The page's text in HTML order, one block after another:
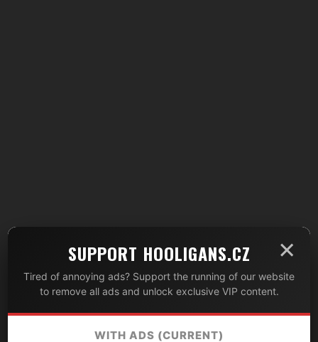
×
SUPPORT HOOLIGANS.CZ
Tired of annoying ads? Support the running of our website
to remove all ads and unlock exclusive VIP content.
WITH ADS (CURRENT)